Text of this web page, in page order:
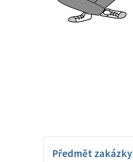
Předmět zakázky